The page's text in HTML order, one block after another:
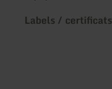
Labels / certificats